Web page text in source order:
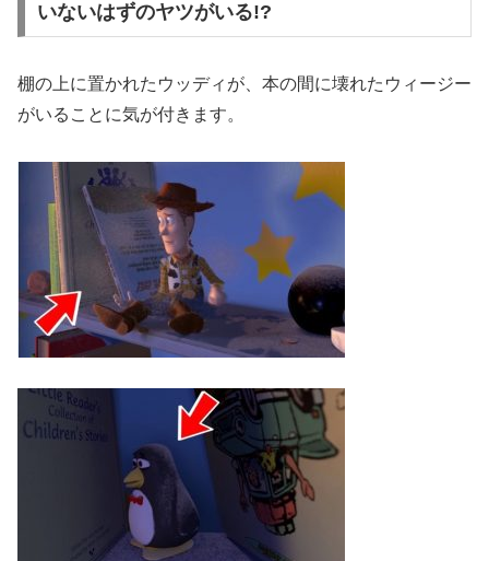
いないはずのヤツがいる!?
棚の上に置かれたウッディが、本の間に壊れたウィージー
がいることに気が付きます。